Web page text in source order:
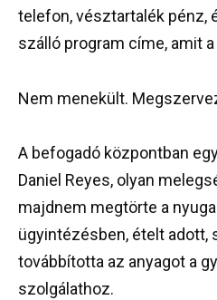
telefon, vésztartalék pénz,
szálló program címe, amit
Nem menekült.
A befogadó központban
Daniel Reyes, olyan
majdnem megtörte a
ügyintézésben, ételt adott,
továbbította az anyagot a
szolgálathoz.